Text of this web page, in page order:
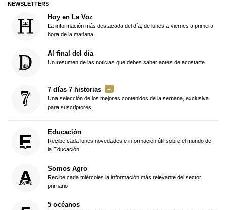
NEWSLETTERS
Hoy en La Voz
La información más destacada del día, de lunes a viernes a primera
hora de la mañana
Al final del día
Un resumen de las noticias que debes saber antes de acostarte
7 días 7 historias
Una selección de los mejores contenidos de la semana, exclusiva
para suscriptores
Educación
Recibe cada lunes novedades e información útil sobre el mundo de
la Educación
Somos Agro
Recibe cada miércoles la información más relevante del sector
primario
5 océanos